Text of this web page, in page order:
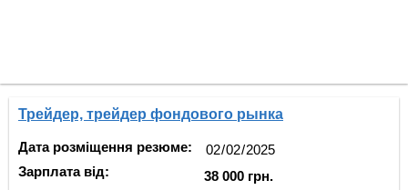
Трейдер, трейдер фондового рынка
Дата розміщення резюме:
Зарплата від:
38 000 грн.